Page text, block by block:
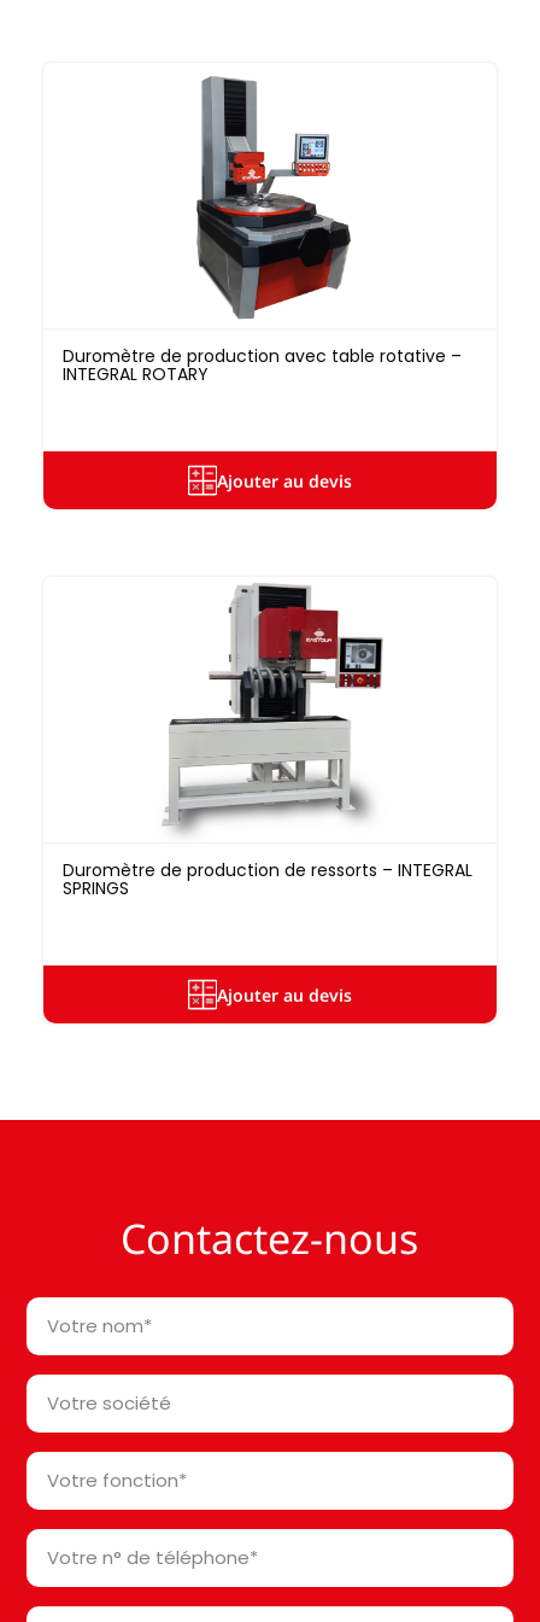
Duromètre de production avec table rotative –
INTEGRAL ROTARY
Ajouter au devis
Duromètre de production de ressorts – INTEGRAL
SPRINGS
Ajouter au devis
Contactez-nous
Votre
nom
*
Votre
société*
*
Votre
fonction
*
Votre
n°
de